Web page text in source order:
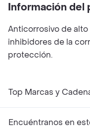
Información del
Anticorrosivo de
inhibidores de la
protección.
Top Marcas y
Encuéntranos en